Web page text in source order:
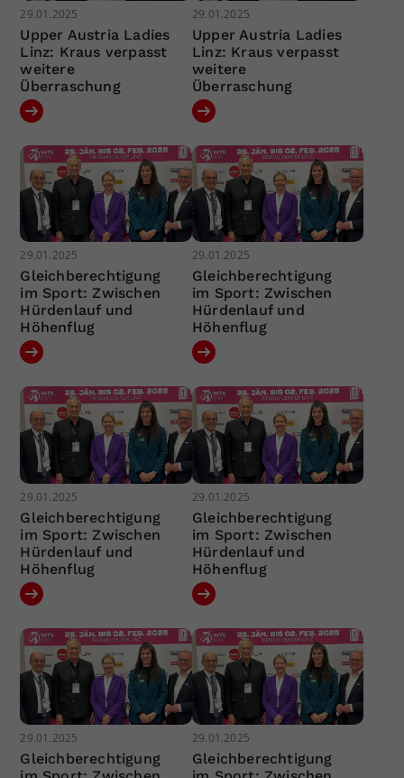
29.01.2025
Upper Austria Ladies
Linz: Kraus verpasst
weitere
Überraschung
29.01.2025
Upper Austria Ladies
Linz: Kraus verpasst
weitere
Überraschung
29.01.2025
Gleichberechtigung
im Sport: Zwischen
Hürdenlauf und
Höhenflug
29.01.2025
Gleichberechtigung
im Sport: Zwischen
Hürdenlauf und
Höhenflug
29.01.2025
Gleichberechtigung
im Sport: Zwischen
Hürdenlauf und
Höhenflug
29.01.2025
Gleichberechtigung
im Sport: Zwischen
Hürdenlauf und
Höhenflug
29.01.2025
Gleichberechtigung
29.01.2025
Gleichberechtigung